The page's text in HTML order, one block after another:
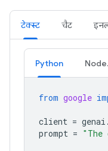
टेक्स्ट चैट
Python
from google
client = genai .
prompt = "The